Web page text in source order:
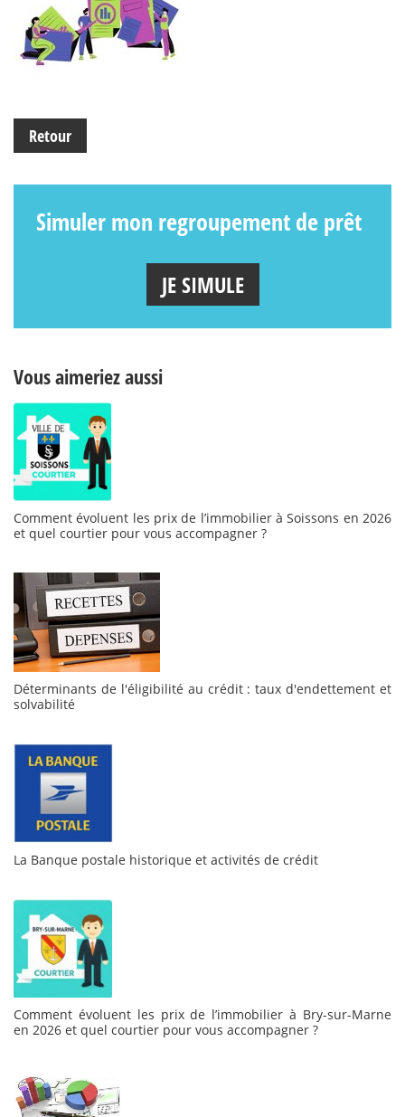
Retour
Simuler mon regroupement de prêt
JE SIMULE
Vous aimeriez aussi
Comment évoluent les prix de l’immobilier à Soissons en 2026
et quel courtier pour vous accompagner ?
Déterminants de l'éligibilité au crédit : taux d'endettement et
solvabilité
La Banque postale historique et activités de crédit
Comment évoluent les prix de l’immobilier à Bry-sur-Marne
en 2026 et quel courtier pour vous accompagner ?